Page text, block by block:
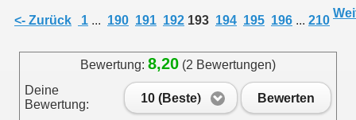
<- Zurück 1 ... 190 191 192 193 194 195 196 ... 210
Bewertung: 8,20 (2 Bewertungen)
Deine
Bewertung:
10 (Beste) Bewerten
dem Eltzhof in Köln-Wahn